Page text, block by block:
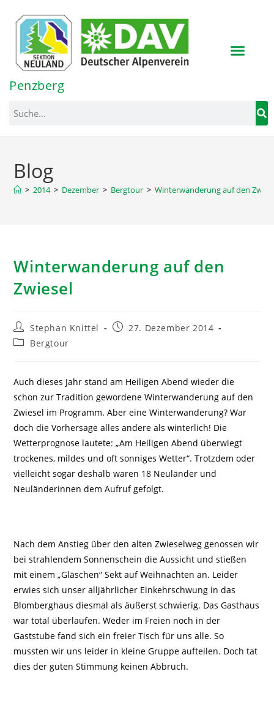
springen
Penzberg
Blog
> 2014 > Dezember > Bergtour > Winterwanderung auf den
Winterwanderung auf den
Zwiesel
Stephan Knittel
27. Dezember 2014
Bergtour
Auch dieses Jahr stand am Heiligen Abend wieder die
schon zur Tradition gewordene Winterwanderung auf den
Zwiesel im Programm. Aber eine Winterwanderung? War
doch die Vorhersage alles andere als winterlich! Die
Wetterprognose lautete: „Am Heiligen Abend überwiegt
trockenes, mildes und oft sonniges Wetter“. Trotzdem oder
vielleicht sogar deshalb waren 18 Neuländer und
Neuländerinnen dem Aufruf gefolgt.
Nach dem Anstieg über den alten Zwieselweg genossen wir
bei strahlendem Sonnenschein die Aussicht und stießen
mit einem „Gläschen“ Sekt auf Weihnachten an. Leider
erwies sich unser alljährlicher Einkehrschwung in das
Blomberghaus diesmal als äußerst schwierig. Das Gasthaus
war total überlaufen. Weder im Freien noch in der
Gaststube fand sich ein freier Tisch für uns alle. So
mussten wir uns leider in kleine Gruppe aufteilen. Doch tat
dies der guten Stimmung keinen Abbruch.